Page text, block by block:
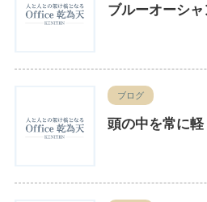
ブルーオーシ
ブログ
頭の中を常に軽